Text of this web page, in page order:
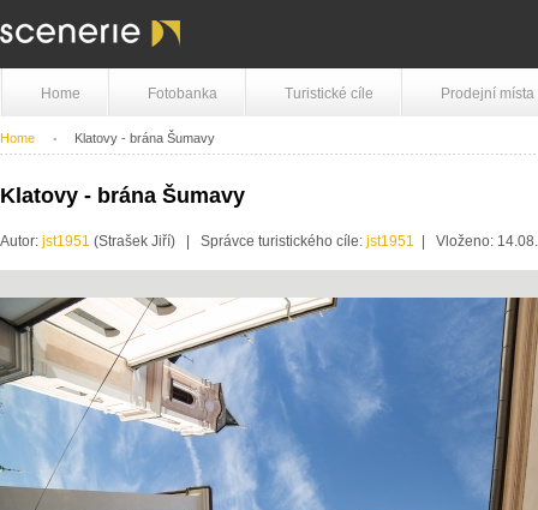
Home Fotobanka Turistické cíle Prodejní místa
Home Klatovy - brána Šumavy
Klatovy - brána Šumavy
Autor: jst1951 (Strašek Jiří) | Správce turistického cíle: jst1951 | Vloženo: